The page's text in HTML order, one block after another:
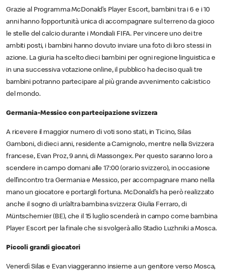
Grazie al Programma McDonald’s Player Escort, bambini tra i 6 e i 10
anni hanno l’opportunità unica di accompagnare sul terreno da gioco
le stelle del calcio durante i Mondiali FIFA. Per vincere uno dei tre
ambiti posti, i bambini hanno dovuto inviare una foto di loro stessi in
azione. La giuria ha scelto dieci bambini per ogni regione linguistica e
in una successiva votazione online, il pubblico ha deciso quali tre
bambini potranno partecipare al più grande avvenimento calcistico
del mondo.
Germania-Messico con partecipazione svizzera
A ricevere il maggior numero di voti sono stati, in Ticino, Silas
Gamboni, di dieci anni, residente a Camignolo, mentre nella Svizzera
francese, Evan Proz, 9 anni, di Massongex. Per questo saranno loro a
scendere in campo domani alle 17:00 (orario svizzero), in occasione
dell’incontro tra Germania e Messico, per accompagnare mano nella
mano un giocatore e portargli fortuna. McDonald’s ha però realizzato
anche il sogno di un’altra bambina svizzera: Giulia Ferraro, di
Müntschemier (BE), che il 15 luglio scenderà in campo come bambina
Player Escort per la finale che si svolgerà allo Stadio Luzhniki a Mosca.
Piccoli grandi giocatori
Venerdì Silas e Evan viaggeranno insieme a un genitore verso Mosca,